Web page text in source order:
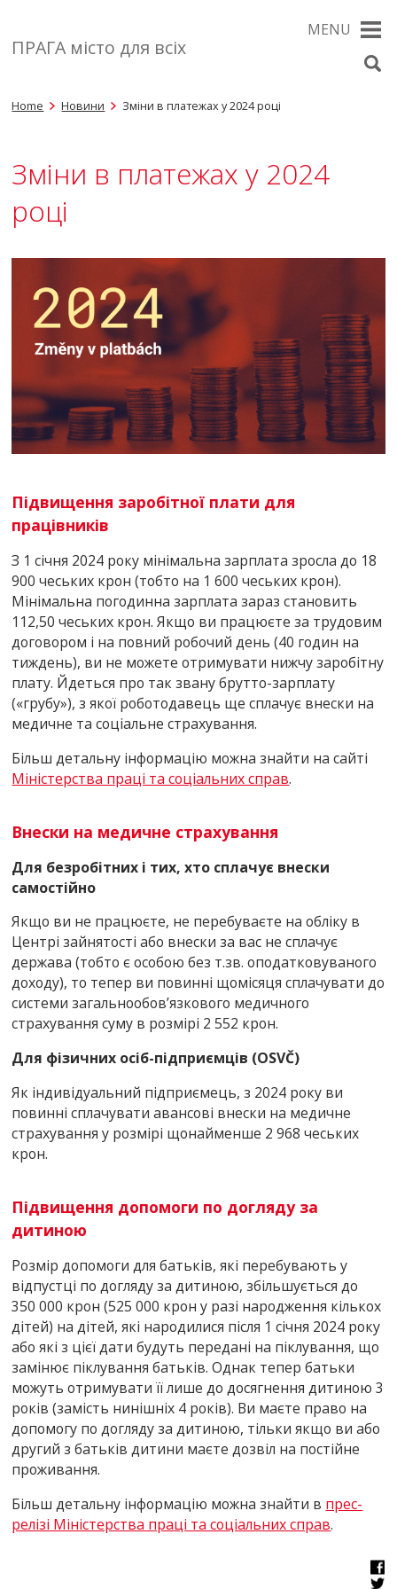
ПРАГА місто для всіх
MENU
Home Новини Зміни в платежах у 2024 році
Зміни в платежах у 2024
році
Підвищення заробітної плати для
працівників
З 1 січня 2024 року мінімальна зарплата зросла до 18
900 чеських крон (тобто на 1 600 чеських крон).
Мінімальна погодинна зарплата зараз становить
112,50 чеських крон. Якщо ви працюєте за трудовим
договором і на повний робочий день (40 годин на
тиждень), ви не можете отримувати нижчу заробітну
плату. Йдеться про так звану брутто-зарплату
(«грубу»), з якої роботодавець ще сплачує внески на
медичне та соціальне страхування.
Більш детальну інформацію можна знайти на сайті
Міністерства праці та соціальних справ.
Внески на медичне страхування
Для безробітних і тих, хто сплачує внески
самостійно
Якщо ви не працюєте, не перебуваєте на обліку в
Центрі зайнятості або внески за вас не сплачує
держава (тобто є особою без т.зв. оподатковуваного
доходу), то тепер ви повинні щомісяця сплачувати до
системи загальнообов’язкового медичного
страхування суму в розмірі 2 552 крон.
Для фізичних осіб-підприємців (OSVČ)
Як індивідуальний підприємець, з 2024 року ви
повинні сплачувати авансові внески на медичне
страхування у розмірі щонайменше 2 968 чеських
крон.
Підвищення допомоги по догляду за
дитиною
Розмір допомоги для батьків, які перебувають у
відпустці по догляду за дитиною, збільшується до
350 000 крон (525 000 крон у разі народження кількох
дітей) на дітей, які народилися після 1 січня 2024 року
або які з цієї дати будуть передані на піклування, що
замінює піклування батьків. Однак тепер батьки
можуть отримувати її лише до досягнення дитиною 3
років (замість нинішніх 4 років). Ви маєте право на
допомогу по догляду за дитиною, тільки якщо ви або
другий з батьків дитини маєте дозвіл на постійне
проживання.
Більш детальну інформацію можна знайти в прес-
релізі Міністерства праці та соціальних справ.